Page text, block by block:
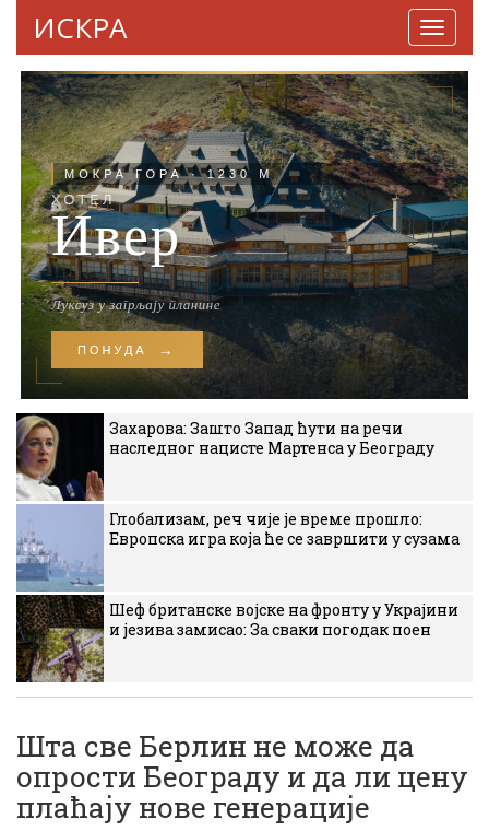
ИСКРА
Захарова: Зашто Запад ћути на речи
наследног нацисте Мартенса у Београду
Глобализам, реч чије је време прошло:
Европска игра која ће се завршити у сузама
Шеф британске војске на фронту у Украјини
и језива замисао: За сваки погодак поен
Шта све Берлин не може да
опрости Београду и да ли цену
плаћају нове генерације